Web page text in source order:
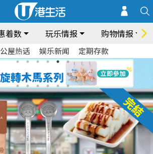
着数 玩乐情报 购物情报
公屋热话 娱乐新闻 定期存款